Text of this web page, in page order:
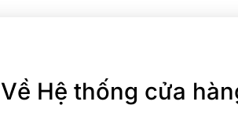
Về Hệ thống cửa